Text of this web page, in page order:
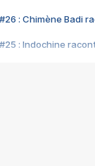
#26 : Chimène Badi
#25 : Indochine